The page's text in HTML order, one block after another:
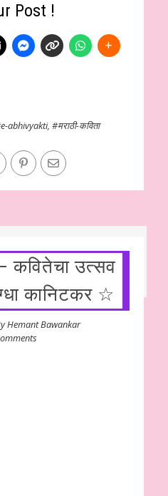
Post !
abhivyakti,#मराठी-कविता
– कवितेचा उत्सव
कानिटकर ☆
Hemant Bawankar